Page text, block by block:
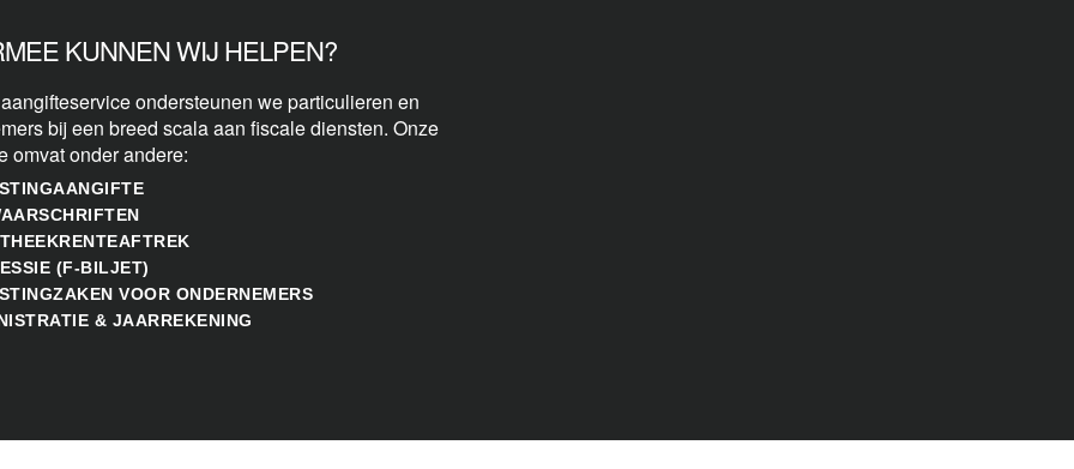
KUNNEN WIJ HELPEN?
ondersteunen we particulieren en
bij een breed scala aan fiscale diensten. Onze
omvat onder andere:
(F-BILJET)
VOOR ONDERNEMERS
& JAARREKENING